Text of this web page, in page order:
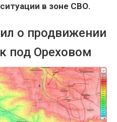
в зоне СВО.
о продвижении
под Ореховом